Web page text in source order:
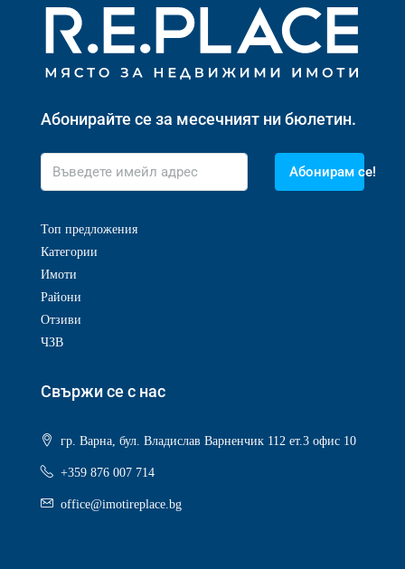
Абонирайте се за месечният ни бюлетин.
Абонирам се!
Топ предложения
Категории
Имоти
Райони
Отзиви
ЧЗВ
Свържи се с нас
гр. Варна, бул. Владислав Варненчик 112 ет.3 офис 10
+359 876 007 714
office@imotireplace.bg